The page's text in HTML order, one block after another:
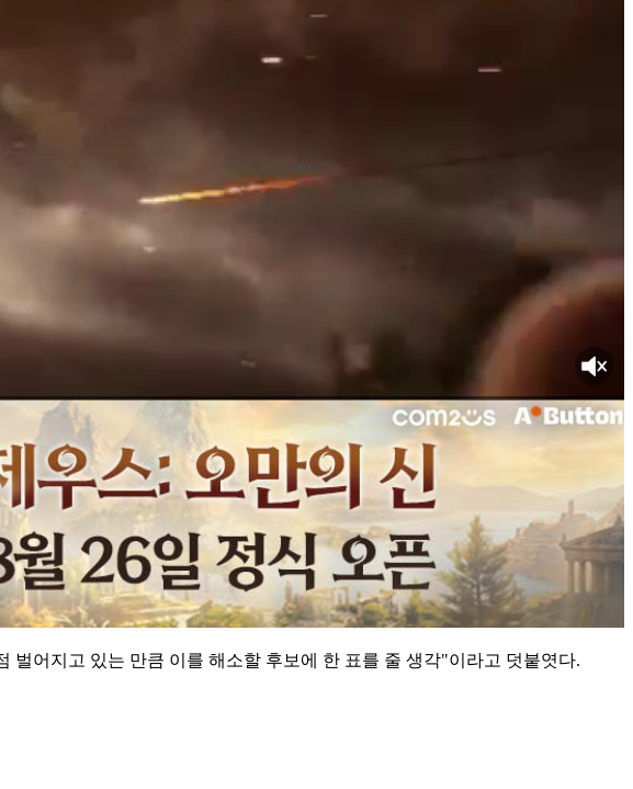
어지고 있는 만큼 이를 해소할 후보에 한 표를 줄 생각"이라고 덧붙엿다.